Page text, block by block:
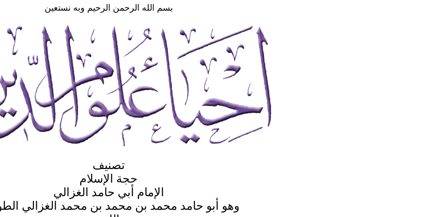
بسم الله الرحمن الرحيم وبه نستعين
تصنيف
حجة الإسلام
الإمام أبي حامد الغزالي
وهو أبو حامد محمد بن محمد بن محمد الغزالي